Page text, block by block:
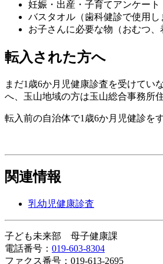
妊娠・出産・子育てアンケー
バスタオル（歯科健診で使用し
お子さんに必要な物（おむつ、
転入された方へ
まだ1歳6か月児健康診査を受けてい
へ、玉山地域の方は玉山総合事務所
転入前の自治体で1歳6か月児健診を
関連情報
乳幼児健康診査
子ども未来部 母子健康課
電話番号： 019-603-8304
ファクス番号：019-613-2695